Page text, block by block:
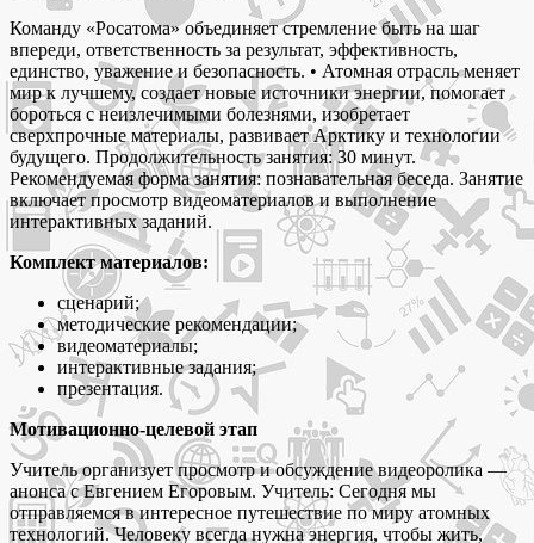
Команду «Росатома» объединяет стремление быть на шаг
впереди, ответственность за результат, эффективность,
единство, уважение и безопасность. • Атомная отрасль меняет
мир к лучшему, создает новые источники энергии, помогает
бороться с неизлечимыми болезнями, изобретает
сверхпрочные материалы, развивает Арктику и технологии
будущего. Продолжительность занятия: 30 минут.
Рекомендуемая форма занятия: познавательная беседа. Занятие
включает просмотр видеоматериалов и выполнение
интерактивных заданий.
Комплект материалов:
сценарий;
методические рекомендации;
видеоматериалы;
интерактивные задания;
презентация.
Мотивационно-целевой этап
Учитель организует просмотр и обсуждение видеоролика —
анонса с Евгением Егоровым. Учитель: Сегодня мы
отправляемся в интересное путешествие по миру атомных
технологий. Человеку всегда нужна энергия, чтобы жить,